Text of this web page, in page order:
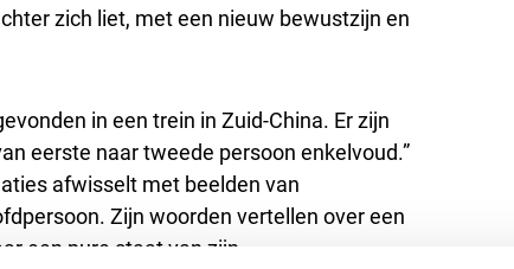
zich liet, met een nieuw bewustzijn en
in een trein in Zuid-China. Er zijn
eerste naar tweede persoon enkelvoud.”
afwisselt met beelden van
Zijn woorden vertellen over een
een pure staat van zijn.